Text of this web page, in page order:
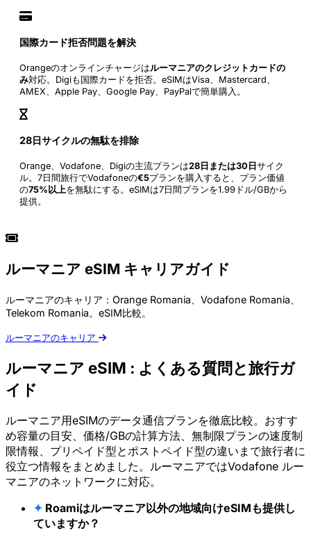
国際カード拒否問題を解決
Orangeのオンラインチャージはルーマニアのクレジットカードの
み対応。Digiも国際カードを拒否。eSIMはVisa、Mastercard、
AMEX、Apple Pay、Google Pay、PayPalで簡単購入。
28日サイクルの無駄を排除
Orange、Vodafone、Digiの主流プランは28日または30日 サイク
ル。7日間旅行でVodafoneの€5プランを購入すると、プラン価値
の75%以上を無駄にする。eSIMは7日間プランを1.99ドル/GBから
提供。
ルーマニア eSIM キャリアガイド
ルーマニアのキャリア：Orange Romania、Vodafone Romania、
Telekom Romania。eSIM比較。
ルーマニアのキャリア
ルーマニア eSIM : よくある質問と旅行ガ
イド
ルーマニア用eSIMのデータ通信プランを徹底比較。おすす
め容量の目安、価格/GBの計算方法、無制限プランの速度制
限情報、プリペイド型とポストペイド型の違いまで旅行者に
役立つ情報をまとめました。ルーマニアではVodafone ルー
マニアのネットワークに対応。
✦ Roamiはルーマニア以外の地域向けeSIMも提供し
ていますか？